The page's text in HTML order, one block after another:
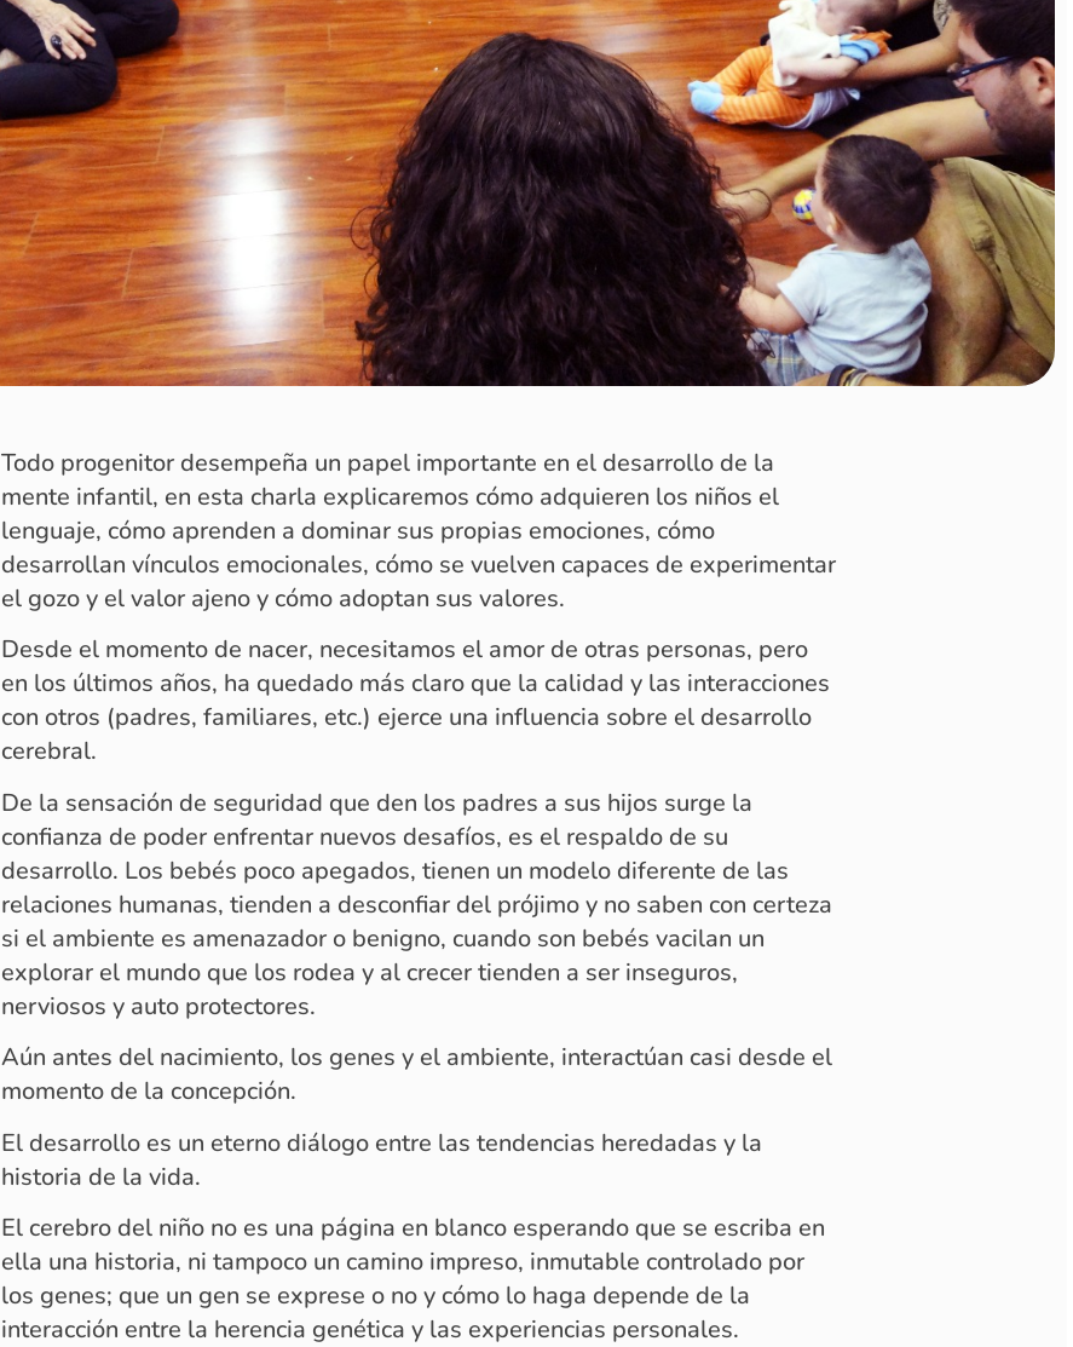
Todo progenitor desempeña un papel importante en el desarrollo de la
mente infantil, en esta charla explicaremos cómo adquieren los niños el
lenguaje, cómo aprenden a dominar sus propias emociones, cómo
desarrollan vínculos emocionales, cómo se vuelven capaces de experimentar
el gozo y el valor ajeno y cómo adoptan sus valores.
Desde el momento de nacer, necesitamos el amor de otras personas, pero
en los últimos años, ha quedado más claro que la calidad y las interacciones
con otros (padres, familiares, etc.) ejerce una influencia sobre el desarrollo
cerebral.
De la sensación de seguridad que den los padres a sus hijos surge la
confianza de poder enfrentar nuevos desafíos, es el respaldo de su
desarrollo. Los bebés poco apegados, tienen un modelo diferente de las
relaciones humanas, tienden a desconfiar del prójimo y no saben con certeza
si el ambiente es amenazador o benigno, cuando son bebés vacilan un
explorar el mundo que los rodea y al crecer tienden a ser inseguros,
nerviosos y auto protectores.
Aún antes del nacimiento, los genes y el ambiente, interactúan casi desde el
momento de la concepción.
El desarrollo es un eterno diálogo entre las tendencias heredadas y la
historia de la vida.
El cerebro del niño no es una página en blanco esperando que se escriba en
ella una historia, ni tampoco un camino impreso, inmutable controlado por
los genes; que un gen se exprese o no y cómo lo haga depende de la
interacción entre la herencia genética y las experiencias personales.